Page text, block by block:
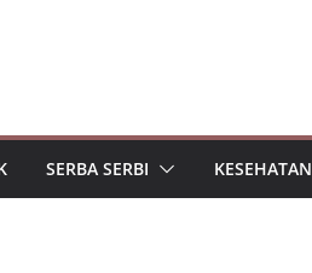
SERBA SERBI KESEHATAN